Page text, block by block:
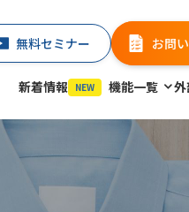
無料セミナー お問
新着情報 NEW 機能一覧